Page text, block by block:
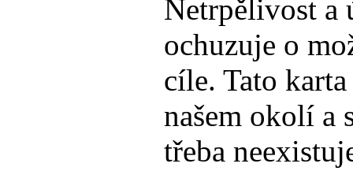
Netrpělivost a
ochuzuje o
cíle. Tato
našem okolí a
třeba